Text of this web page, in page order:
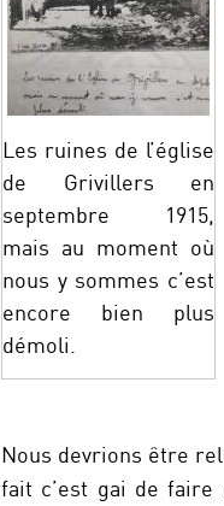
Les ruines de l’église
de Grivillers en
septembre 1915,
mais au moment où
nous y sommes c’est
encore bien plus
démoli.
Nous devrions être
fait c’est gai de faire